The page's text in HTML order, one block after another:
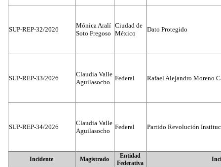
SUP-REP-32/2026
Mónica Aralí
Soto Fregoso
Ciudad de
México
Dato Protegido
SUP-REP-33/2026
Claudia Valle
Aguilasocho
Federal Rafael Alejandro Moreno
SUP-REP-34/2026
Claudia Valle
Aguilasocho
Federal Partido Revolución
Incidente Magistrado
Entidad
Federativa